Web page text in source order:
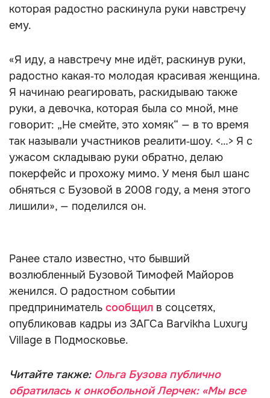
которая радостно раскинула руки навстречу
ему.
«Я иду, а навстречу мне идёт, раскинув руки,
радостно какая‑то молодая красивая женщина.
Я начинаю реагировать, раскидываю также
руки, а девочка, которая была со мной, мне
говорит: „Не смейте, это хомяк“ — в то время
так называли участников реалити‑шоу. <…> Я с
ужасом складываю руки обратно, делаю
покерфейс и прохожу мимо. У меня был шанс
обняться с Бузовой в 2008 году, а меня этого
лишили», — поделился он.
Ранее стало известно, что бывший
возлюбленный Бузовой Тимофей Майоров
женился. О радостном событии
предприниматель сообщил в соцсетях,
опубликовав кадры из ЗАГСа Barvikha Luxury
Village в Подмосковье.
Читайте также: Ольга Бузова публично
обратилась к онкобольной Лерчек: «Мы все